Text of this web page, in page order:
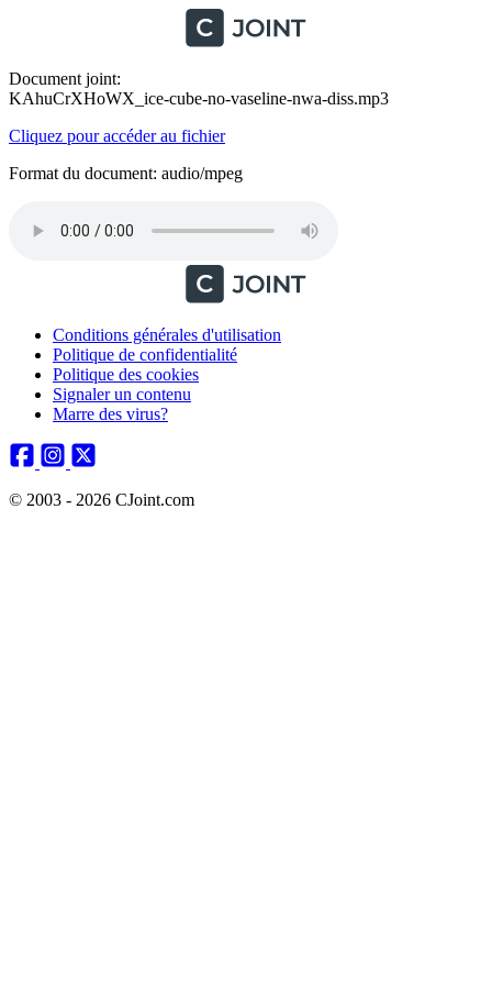
Document joint:
KAhuCrXHoWX_ice-cube-no-vaseline-nwa-diss.mp3
Cliquez pour accéder au fichier
Format du document: audio/mpeg
Conditions générales d'utilisation
Politique de confidentialité
Politique des cookies
Signaler un contenu
Marre des virus?
© 2003 - 2026 CJoint.com